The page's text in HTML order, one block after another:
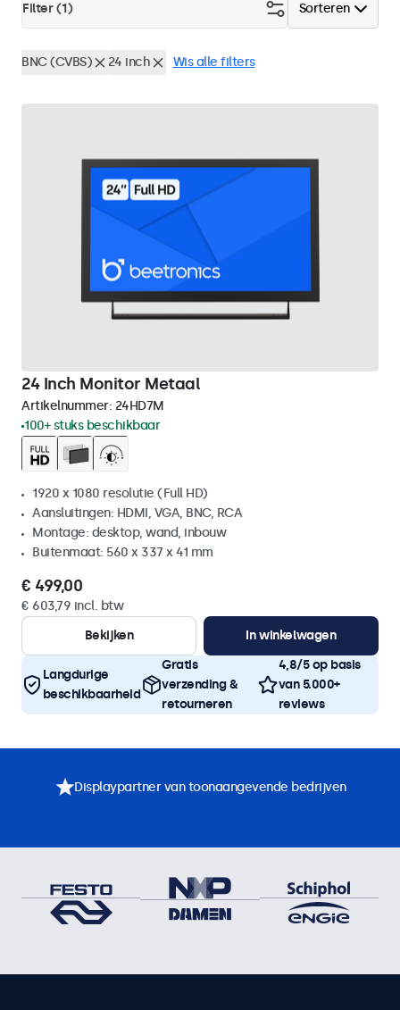
Sorteren
Filter (1)
BNC (CVBS) 24 inch Wis alle filters
24 Inch Monitor Metaal
Artikelnummer: 24HD7M
100+ stuks beschikbaar
1920 x 1080 resolutie (Full HD)
Aansluitingen: HDMI, VGA, BNC, RCA
Montage: desktop, wand, inbouw
Buitenmaat: 560 x 337 x 41 mm
€ 499,00
€ 603,79 incl. btw
Bekijken
In winkelwagen
Langdurige
beschikbaarheid
Gratis
verzending &
retourneren
4,8/5 op basis
van 5.000+
reviews
Displaypartner van toonaangevende bedrijven